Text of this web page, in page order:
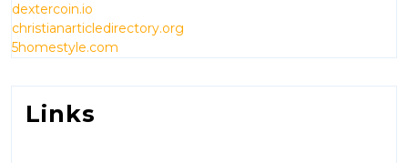
dextercoin.io
christianarticledirectory.org
5homestyle.com
Links